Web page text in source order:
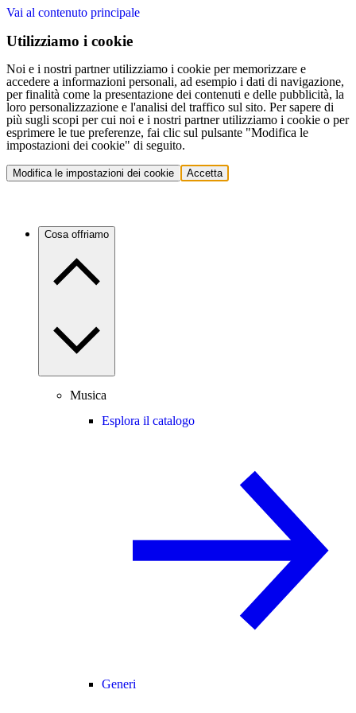
Vai al contenuto principale
Utilizziamo i cookie
Noi e i nostri partner utilizziamo i cookie per memorizzare e
accedere a informazioni personali, ad esempio i dati di navigazione,
per finalità come la presentazione dei contenuti e delle pubblicità, la
loro personalizzazione e l'analisi del traffico sul sito. Per sapere di
più sugli scopi per cui noi e i nostri partner utilizziamo i cookie o per
esprimere le tue preferenze, fai clic sul pulsante "Modifica le
impostazioni dei cookie" di seguito.
Modifica le impostazioni dei cookie Accetta
Cosa offriamo
Musica
Esplora il catalogo
Generi